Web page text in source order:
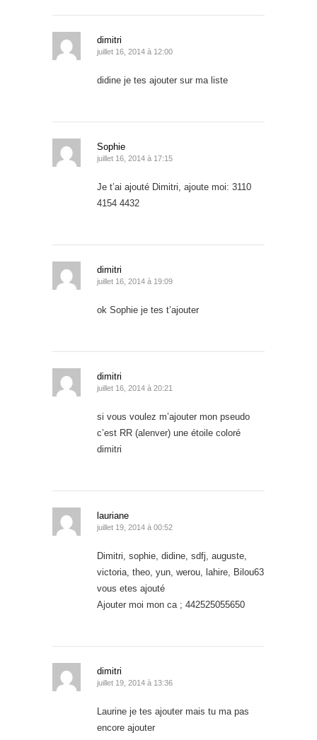
dimitri
juillet 16, 2014 à 12:00
didine je tes ajouter sur ma liste
Sophie
juillet 16, 2014 à 17:15
Je t’ai ajouté Dimitri, ajoute moi: 3110
4154 4432
dimitri
juillet 16, 2014 à 19:09
ok Sophie je tes t’ajouter
dimitri
juillet 16, 2014 à 20:21
si vous voulez m’ajouter mon pseudo
c’est RR (alenver) une étoile coloré
dimitri
lauriane
juillet 19, 2014 à 00:52
Dimitri, sophie, didine, sdfj, auguste,
victoria, theo, yun, werou, lahire, Bilou63
vous etes ajouté
Ajouter moi mon ca ; 442525055650
dimitri
juillet 19, 2014 à 13:36
Laurine je tes ajouter mais tu ma pas
encore ajouter